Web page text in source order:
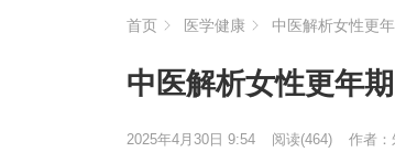
首页 医学健康 中医解析女性更
中医解析女性更年
作者：
2025年4月30日 9:54 阅读(464)